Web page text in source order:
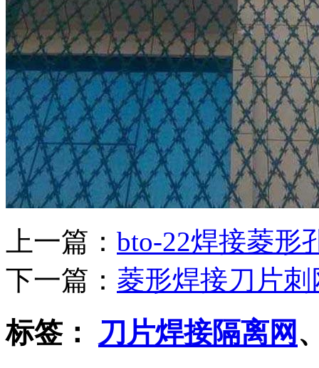
上一篇： bto-22焊接菱形
下一篇： 菱形焊接刀片
标签： 刀片焊接隔离网